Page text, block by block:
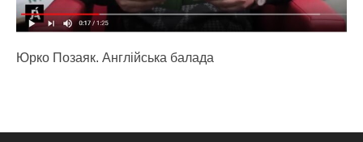
Юрко Позаяк. Англійська балада